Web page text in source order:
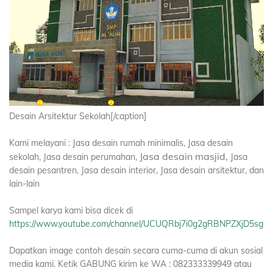
Desain Arsitektur Sekolah[/caption]
Kami melayani : Jasa desain rumah minimalis, Jasa desain
sekolah, Jasa desain perumahan, Jasa desain masjid, Jasa
desain pesantren, Jasa desain interior, Jasa desain arsitektur, dan
lain-lain
Sampel karya kami bisa dicek di
https://www.youtube.com/channel/UCUQRbj7i0g2gRBNPZXjD5sg
Dapatkan image contoh desain secara cuma-cuma di akun sosial
media kami. Ketik GABUNG kirim ke WA : 082333339949 atau